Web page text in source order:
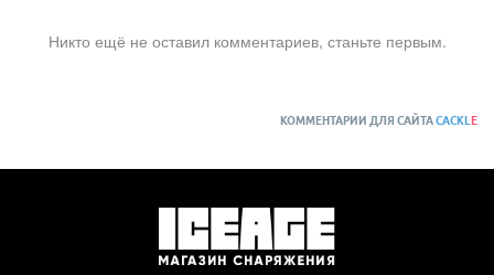
Никто ещё не оставил комментариев, станьте первым.
КОММЕНТАРИИ ДЛЯ САЙТАCACKL E